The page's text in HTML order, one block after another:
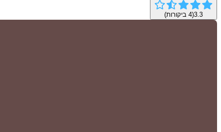
3.3
(
4 ביקורות)